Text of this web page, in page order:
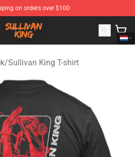
on orders over $100
- Official Sullivan King Merchandise
/Sullivan King T-shirt